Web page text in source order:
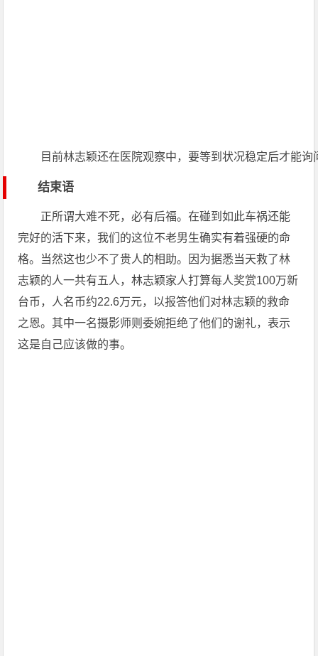
目前林志颖还在医院观察中，要等到状况稳定后才能询
结束语
正所谓大难不死，必有后福。在碰到如此车祸还能
完好的活下来，我们的这位不老男生确实有着强硬的命
格。当然这也少不了贵人的相助。因为据悉当天救了林
志颖的人一共有五人，林志颖家人打算每人奖赏100万新
台币，人名币约22.6万元，以报答他们对林志颖的救命
之恩。其中一名摄影师则委婉拒绝了他们的谢礼，表示
这是自己应该做的事。